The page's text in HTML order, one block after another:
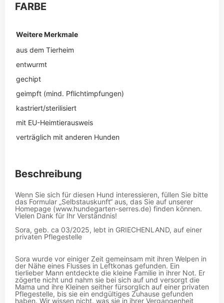
FARBE
Weitere Merkmale
aus dem Tierheim
entwurmt
gechipt
geimpft (mind. Pflichtimpfungen)
kastriert/sterilisiert
mit EU-Heimtierausweis
verträglich mit anderen Hunden
Beschreibung
Wenn Sie sich für diesen Hund interessieren, füllen Sie bitte
das Formular „Selbstauskunft“ aus, das Sie auf unserer
Homepage (www.hundegarten-serres.de) finden können.
Vielen Dank für Ihr Verständnis!
Sora, geb. ca 03/2025, lebt in GRIECHENLAND, auf einer
privaten Pflegestelle
Sora wurde vor einiger Zeit gemeinsam mit ihren Welpen in
der Nähe eines Flusses in Leftkonas gefunden. Ein
tierlieber Mann entdeckte die kleine Familie in ihrer Not. Er
zögerte nicht und nahm sie bei sich auf und versorgt die
Mama und ihre Kleinen seither fürsorglich auf einer privaten
Pflegestelle, bis sie ein endgültiges Zuhause gefunden
haben. Wir wissen nicht, was sie in ihrer Vergangenheit